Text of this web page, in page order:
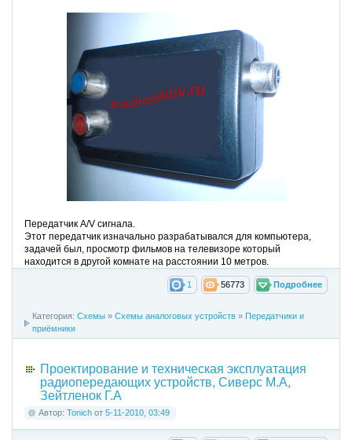
Передатчик A/V сигнала.
Этот передатчик изначально разрабатывался для компьютера,
задачей был, просмотр фильмов на телевизоре который
находится в другой комнате на расстоянии 10 метров.
Подробнее
56773
1
Категория: Схемы » Схемы аналоговых устройств » Передатчики и
приёмники
Проектирование и техническая эксплуатация
радиопередающих устройств, Сиверс М.А,
Зейтленок Г.А
Автор: Tonich от 5-11-2010, 03:49